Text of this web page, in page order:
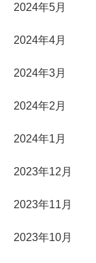
2024年5月
2024年4月
2024年3月
2024年2月
2024年1月
2023年12月
2023年11月
2023年10月